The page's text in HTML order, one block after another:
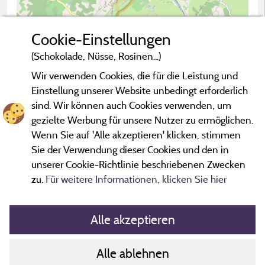
2 km © OpenStreetMap contributors
Campingplatz kontaktieren
Richtlinien zu Cookies
Cookie-Einstellungen
(Schokolade, Nüsse, Rosinen...)
Wir verwenden Cookies, die für die Leistung und
Einstellung unserer Website unbedingt erforderlich
sind. Wir können auch Cookies verwenden, um
gezielte Werbung für unsere Nutzer zu ermöglichen.
Wenn Sie auf 'Alle akzeptieren' klicken, stimmen
Sie der Verwendung dieser Cookies und den in
unserer Cookie-Richtlinie beschriebenen Zwecken
zu. Für weitere Informationen, klicken Sie hier
Alle akzeptieren
Alle ablehnen